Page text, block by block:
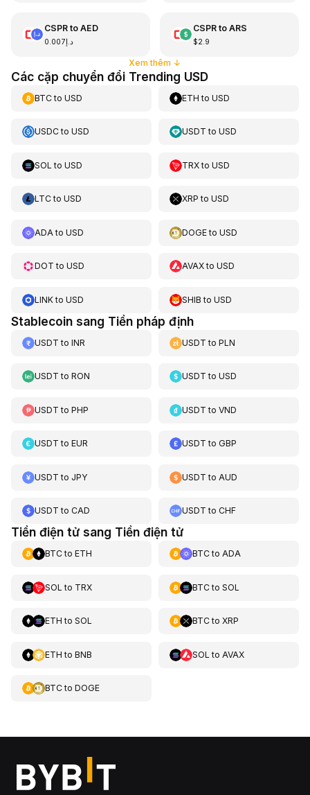
CSPRto AED
د.إ0.007
CSPRto ARS
$2.9
Xem thêm ↓
Các cặp chuyển đổi Trending USD
BTCto USD ETH toUSD
USDCto USD USDT toUSD
SOL to USD TRXtoUSD
LTCto USD XRP toUSD
ADA to USD DOGEtoUSD
DOT to USD AVAXtoUSD
LINKto USD SHIB toUSD
Stablecoin sang Tiền pháp định
USDT to INR USDT toPLN
USDT to RON USDT toUSD
USDT to PHP USDT toVND
USDT to EUR USDT toGBP
USDT to JPY USDT to AUD
USDT to CAD USDT toCHF
Tiền điện tử sang Tiền điện tử
BTCto ETH BTCto ADA
SOL to TRX BTCto SOL
ETH to SOL BTCto XRP
ETH to BNB SOL to AVAX
BTCto DOGE